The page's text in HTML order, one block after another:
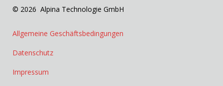
© 2026 Alpina Technologie GmbH
Allgemeine Geschäftsbedingungen
Datenschutz
Impressum